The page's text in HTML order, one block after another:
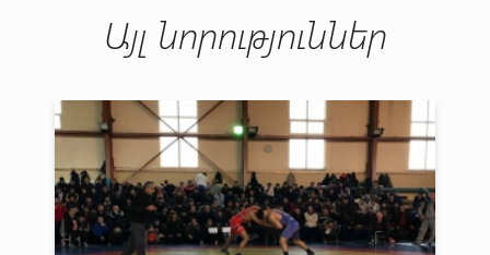
Այլ նորություններ